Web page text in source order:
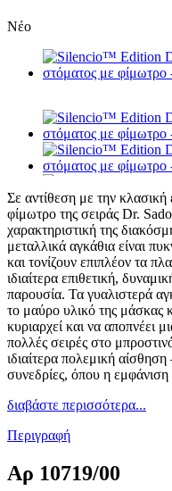
Νέο
Σε αντίθεση με την
φίμωτρο της σειράς Dr.
χαρακτηριστική της
μεταλλικά αγκάθια είναι
και τονίζουν επιπλέον τα
ιδιαίτερα επιθετική,
παρουσία. Τα γυαλιστερά
το μαύρο υλικό της μάσκας
κυριαρχεί και να αποπνέει
πολλές σειρές στο
ιδιαίτερα πολεμική
συνεδρίες, όπου η εμφάνιση
διαβάστε περισσότερα...
Περιγραφή
Αρ 10719/00